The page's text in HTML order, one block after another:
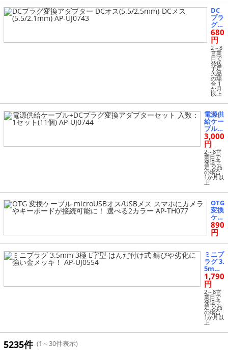
(5.5/
2.1
m
m)
AP-
UJ0
739
DC
プラ
グ変
換ア
ダプ
ター
DC
オス
(5.5/
2.5
m
m)-
DC
メス
(5.5/
2.1
m
m)
AP-
UJ0
743
680
円
2～8
営業
日で
発送
予定
欠品
の場
合 1
か月
以上
電源供
給ケー
ブル+
DCプ
ラグ変
換アダ
プター
セット
入数：
1セッ
ト(11
個) AP
-UJ074
3,000
円
2～8営
業日で
発送予
定 欠品
の場合
1か月以
上
OTG
変換
ケー
ブル
mic
roU
SB
オ
ス/
USB
メス
スマ
ホに
カメ
ラや
キー
ボー
接続
890
円
ミニプ
ラグ 3.
5mm
3極 L
字型
はんだ
付け式
錆びや
劣化に
強い金
メッ
キ！ A
1,790
円
2～8営
業日で
発送予
定 欠品
の場合
1か月以
上
5235件 (1～30件表示)